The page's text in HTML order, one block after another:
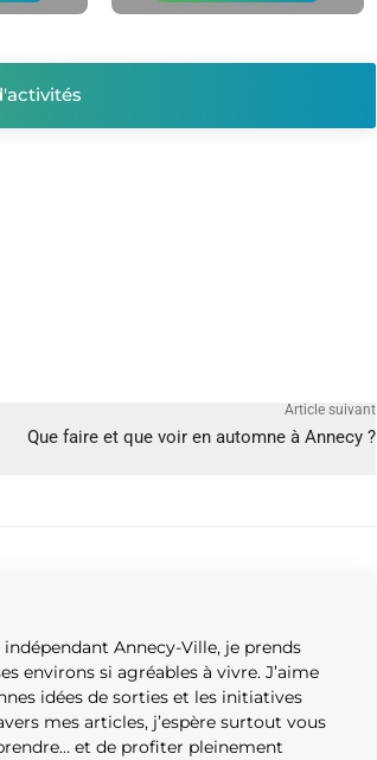
Article suivant
Que faire et que voir en automne à Annecy ?
Annecy-Ville, je prends
environs si agréables à vivre. J’aime
idées de sorties et les initiatives
mes articles, j’espère surtout vous
et de profiter pleinement